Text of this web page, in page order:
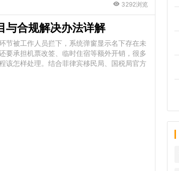
3292浏览
与合规解决办法详解
节被工作人员拦下，系统弹窗显示名下存在未
要承担机票改签、临时住宿等额外开销，很多
该怎样处理。结合菲律宾移民局、国税局官方